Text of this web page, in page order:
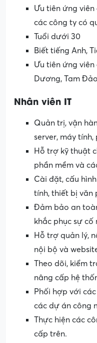
Ưu tiên ứng
các công ty có
Tuổi dưới 30
Biết tiếng Anh,
Ưu tiên ứng viên
Dương, Tam Đảo
Nhân viên IT
Quản trị, vận
server, máy
Hỗ trợ kỹ thuật
phần mềm và
Cài đặt, cấu
tính, thiết bị văn
Đảm bảo an
khắc phục sự cố
Hỗ trợ quản lý,
nội bộ và
Theo dõi, kiểm
nâng cấp hệ
Phối hợp với
các dự án công
Thực hiện các
cấp trên.